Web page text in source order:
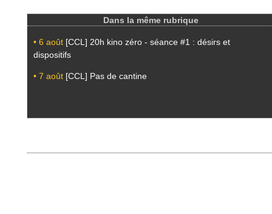
Dans la même rubrique
• 6 août [CCL] 20h kino zéro - séance #1 : désirs et
dispositifs
• 7 août [CCL] Pas de cantine